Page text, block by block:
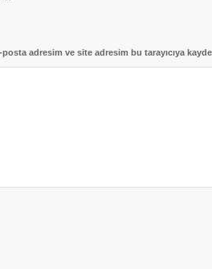
adresim ve site adresim bu tarayıcıya